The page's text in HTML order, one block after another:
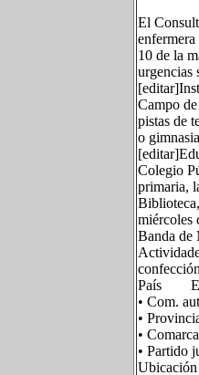
El
10 de la
urgencias
Campo
pistas de
o
Colegio
primaria,
miércoles
Banda de
País
• Com.
•
•
•